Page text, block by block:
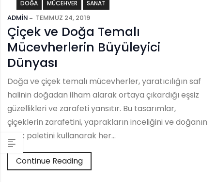
DOĞA MÜCEHVER SANAT
ADMIN TEMMUZ 24, 2019
Çiçek ve Doğa Temalı
Mücevherlerin Büyüleyici
Dünyası
Doğa ve çiçek temalı mücevherler, yaratıcılığın saf
halinin doğadan ilham alarak ortaya çıkardığı eşsiz
güzellikleri ve zarafeti yansıtır. Bu tasarımlar,
çiçeklerin zarafetini, yaprakların inceliğini ve doğanın
renk paletini kullanarak her…
Continue Reading